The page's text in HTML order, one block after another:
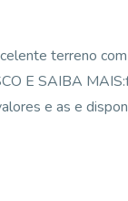
terreno
E SAIBA
e as e